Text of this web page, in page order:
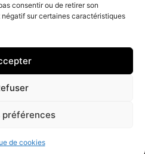
consentir ou de retirer son
sur certaines caractéristiques
préférences
de cookies
cabinet
Nous contacter
Kernel